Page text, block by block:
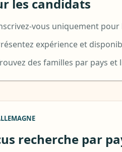
les candidats
vous uniquement
expérience et
des familles par pays et
recherche par